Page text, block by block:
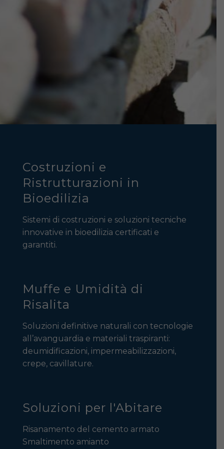
Costruzioni e
Ristrutturazioni in
Bioedilizia
Sistemi di costruzioni e soluzioni tecniche
innovative in bioedilizia certificati e
garantiti.
Muffe e Umidità di
Risalita
Soluzioni definitive naturali con tecnologie
all’avanguardia e materiali traspiranti:
deumidificazioni, impermeabilizzazioni,
crepe, cavillature.
Soluzioni per l'Abitare
Risanamento del cemento armato
Smaltimento amianto